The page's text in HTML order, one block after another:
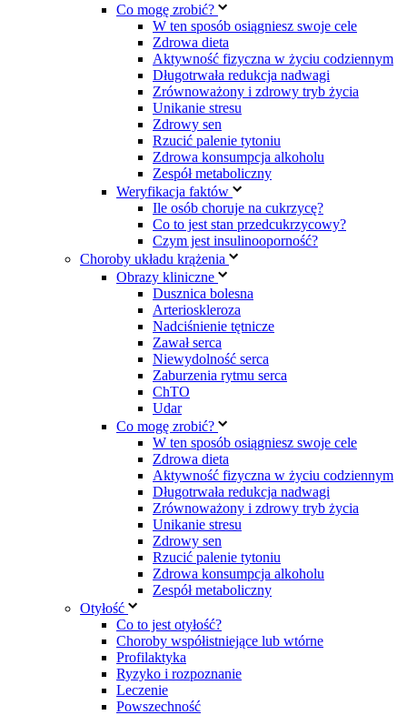
Co mogę zrobić?
W ten sposób osiągniesz swoje cele
Zdrowa dieta
Aktywność fizyczna w życiu codziennym
Długotrwała redukcja nadwagi
Zrównoważony i zdrowy tryb życia
Unikanie stresu
Zdrowy sen
Rzucić palenie tytoniu
Zdrowa konsumpcja alkoholu
Zespół metaboliczny
Weryfikacja faktów
Ile osób choruje na cukrzycę?
Co to jest stan przedcukrzycowy?
Czym jest insulinooporność?
Choroby układu krążenia
Obrazy kliniczne
Dusznica bolesna
Arterioskleroza
Nadciśnienie tętnicze
Zawał serca
Niewydolność serca
Zaburzenia rytmu serca
ChTO
Udar
Co mogę zrobić?
W ten sposób osiągniesz swoje cele
Zdrowa dieta
Aktywność fizyczna w życiu codziennym
Długotrwała redukcja nadwagi
Zrównoważony i zdrowy tryb życia
Unikanie stresu
Zdrowy sen
Rzucić palenie tytoniu
Zdrowa konsumpcja alkoholu
Zespół metaboliczny
Otyłość
Co to jest otyłość?
Choroby współistniejące lub wtórne
Profilaktyka
Ryzyko i rozpoznanie
Leczenie
Powszechność